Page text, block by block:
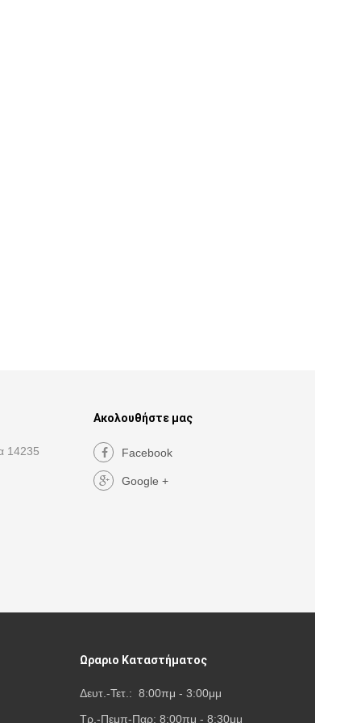
14235
Ακολουθήστε μας
Facebook
Google +
Ωραριο Καταστήματος
Δευτ.-Τετ.: 8:00πμ - 3:00μμ
Τρ.-Πεμπ-Παρ: 8:00πμ - 8:30μμ